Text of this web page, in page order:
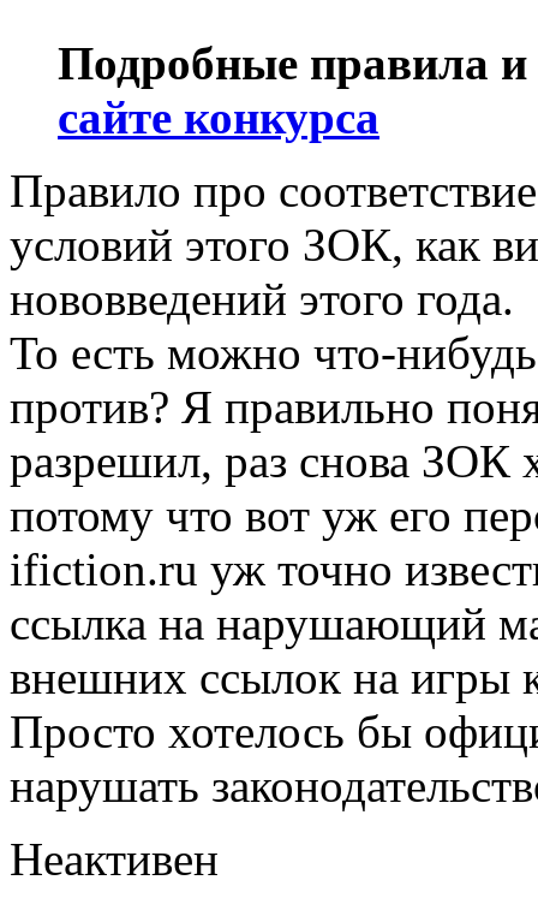
Подробные правила
сайте конкурса
Правило про
условий этого ЗОК, как
нововведений этого года.
То есть можно что-
против? Я правильно
разрешил, раз снова ЗОК
потому что вот уж его
ifiction.ru уж точно
ссылка на нарушающий
внешних ссылок на игры
Просто хотелось бы
нарушать
Неактивен